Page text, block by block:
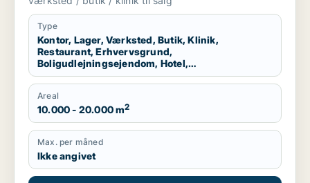
Vallensbæk, Ballerup eller Allerød m.fl.
Type
Kontor, Lager, Værksted, Butik, Klinik,
Restaurant, Erhvervsgrund,
Boligudlejningsejendom, Hotel,
Produktionslokaler, Garage
Areal
10.000 - 20.000 m2
Max. per måned
Ikke angivet